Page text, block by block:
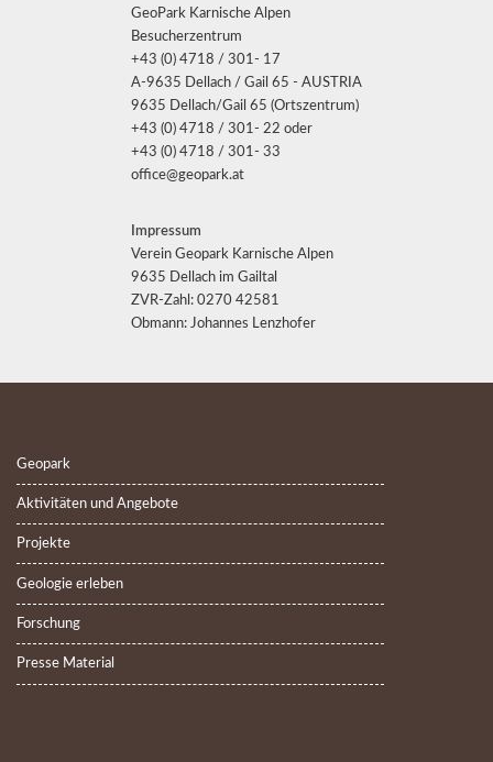
GeoPark Karnische Alpen
Besucherzentrum
+43 (0) 4718 / 301- 17
A-9635 Dellach / Gail 65 - AUSTRIA
9635 Dellach/Gail 65 (Ortszentrum)
+43 (0) 4718 / 301- 22 oder
+43 (0) 4718 / 301- 33
office@geopark.at
Impressum
Verein Geopark Karnische Alpen
9635 Dellach im Gailtal
ZVR-Zahl: 0270 42581
Obmann: Johannes Lenzhofer
Geopark
Aktivitäten und Angebote
Projekte
Geologie erleben
Forschung
Presse Material